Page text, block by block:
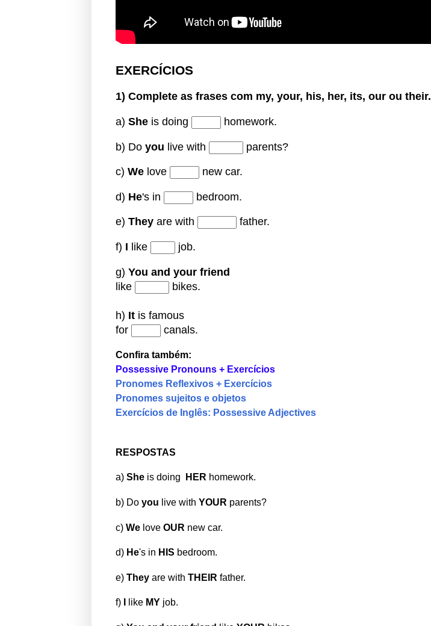
EXERCÍCIOS
1) Complete as frases com my, your, his, her, its, our ou their.
a) She is doing homework.
b) Do you live with parents?
c) We love new car.
d) He's in bedroom.
e) They are with father.
f) I like job.
g) You and your friend
like
bikes.
h) It is famous
for
canals.
Confira também:
Possessive Pronouns + Exercícios
Pronomes Reflexivos + Exercícios
Pronomes sujeitos e objetos
Exercícios de Inglês: Possessive Adjectives
RESPOSTAS
a) She is doing HER homework.
b) Do you live with YOUR parents?
c) We love OUR new car.
d) He's in HIS bedroom.
e) They are with THEIR father.
f) like MY job.